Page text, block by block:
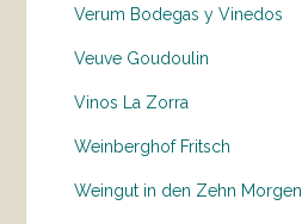
Verum Bodegas y Vinedos
Veuve Goudoulin
Vinos La Zorra
Weinberghof Fritsch
Weingut in den Zehn Morgen